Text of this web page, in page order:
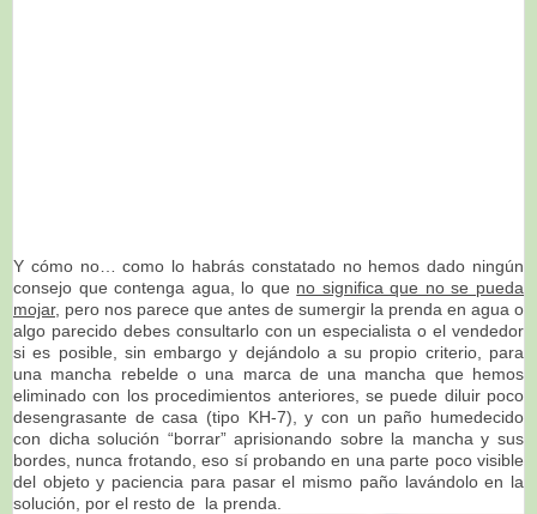
Y cómo no… como lo habrás constatado no hemos dado ningún
consejo que contenga agua, lo que no significa que no se pueda
mojar, pero nos parece que antes de sumergir la prenda en agua o
algo parecido debes consultarlo con un especialista o el vendedor
si es posible, sin embargo y dejándolo a su propio criterio, para
una mancha rebelde o una marca de una mancha que hemos
eliminado con los procedimientos anteriores, se puede diluir poco
desengrasante de casa (tipo KH-7), y con un paño humedecido
con dicha solución “borrar” aprisionando sobre la mancha y sus
bordes, nunca frotando, eso sí probando en una parte poco visible
del objeto y paciencia para pasar el mismo paño lavándolo en la
solución, por el resto de la prenda.